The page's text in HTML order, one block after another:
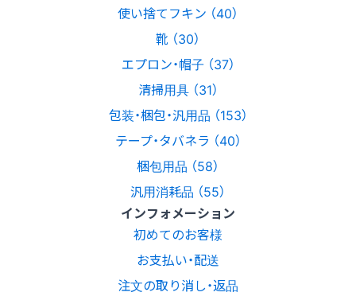
使い捨てフキン （40）
靴 （30）
エプロン・帽子 （37）
清掃用具 （31）
包装・梱包・汎用品 （153）
テープ・タバネラ （40）
梱包用品 （58）
汎用消耗品 （55）
インフォメーション
初めてのお客様
お支払い・配送
注文の取り消し・返品